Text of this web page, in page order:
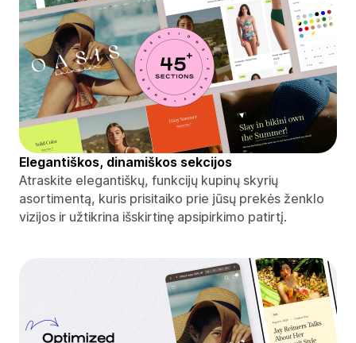
Elegantiškos, dinamiškos sekcijos
Atraskite elegantiškų, funkcijų kupinų skyrių
asortimentą, kuris prisitaiko prie jūsų prekės ženklo
vizijos ir užtikrina išskirtinę apsipirkimo patirtį.